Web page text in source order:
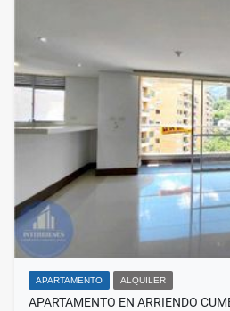
APARTAMENTO ALQUILER
APARTAMENTO EN ARRIENDO